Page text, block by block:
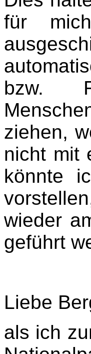
für
bzw.
ziehen,
nicht mit
könnte
wieder
geführt
Liebe
als ich